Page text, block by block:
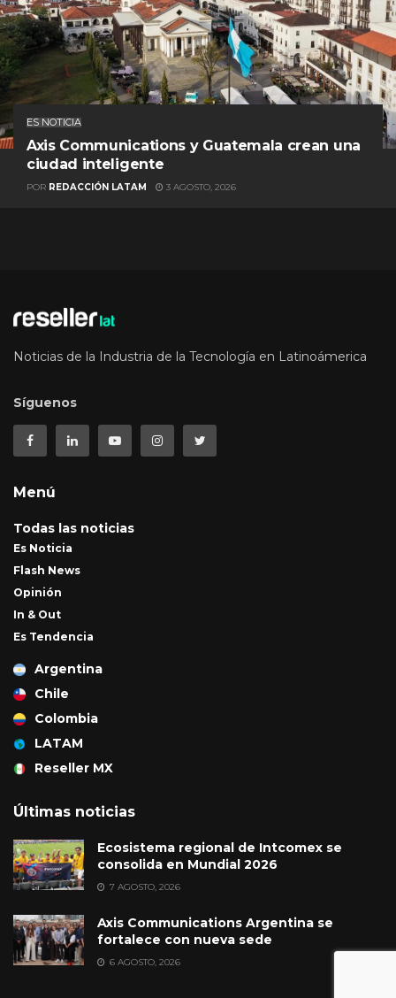
ES NOTICIA
Axis Communications y Guatemala crean una
ciudad inteligente
POR REDACCIÓN LATAM 3 AGOSTO, 2026
Noticias de la Industria de la Tecnología en Latinoámerica
Síguenos
Menú
Todas las noticias
Es Noticia
Flash News
Opinión
In & Out
Es Tendencia
Argentina
Chile
Colombia
LATAM
Reseller MX
Últimas noticias
Ecosistema regional de Intcomex se
consolida en Mundial 2026
7 AGOSTO, 2026
Axis Communications Argentina se
fortalece con nueva sede
6 AGOSTO, 2026